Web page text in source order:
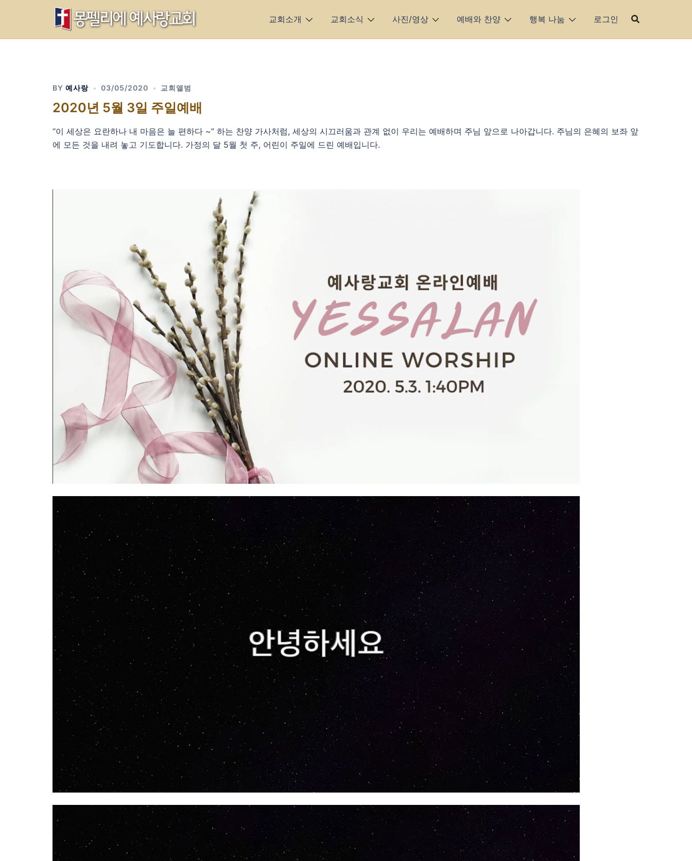
교회소개 교회소식 사진/영상 예배와 찬양 행복 나눔 로그인
BY 예사랑 03/05/2020 교회앨범
2020년 5월 3일 주일예배
“이 세상은 요란하나 내 마음은 늘 편하다 ~” 하는 찬양 가사처럼, 세상의 시끄러움과 관계 없이 우리는 예배하며 주님 앞으로 나아갑니다. 주님의 은혜의 보좌 앞
에 모든 것을 내려 놓고 기도합니다. 가정의 달 5월 첫 주, 어린이 주일에 드린 예배입니다.